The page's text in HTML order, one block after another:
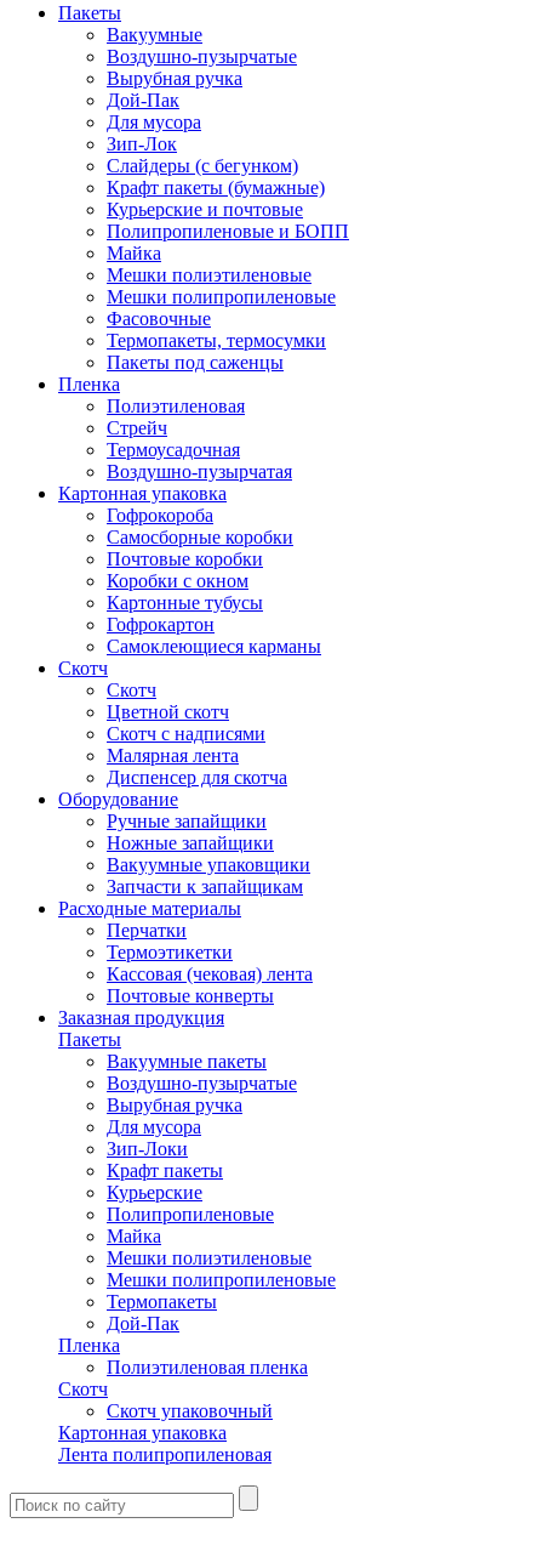
Пакеты
Вакуумные
Воздушно-пузырчатые
Вырубная ручка
Дой-Пак
Для мусора
Зип-Лок
Слайдеры (с бегунком)
Крафт пакеты (бумажные)
Курьерские и почтовые
Полипропиленовые и БОПП
Майка
Мешки полиэтиленовые
Мешки полипропиленовые
Фасовочные
Термопакеты, термосумки
Пакеты под саженцы
Пленка
Полиэтиленовая
Стрейч
Термоусадочная
Воздушно-пузырчатая
Картонная упаковка
Гофрокороба
Самосборные коробки
Почтовые коробки
Коробки с окном
Картонные тубусы
Гофрокартон
Самоклеющиеся карманы
Скотч
Скотч
Цветной скотч
Скотч с надписями
Малярная лента
Диспенсер для скотча
Оборудование
Ручные запайщики
Ножные запайщики
Вакуумные упаковщики
Запчасти к запайщикам
Расходные материалы
Перчатки
Термоэтикетки
Кассовая (чековая) лента
Почтовые конверты
Заказная продукция
Пакеты
Вакуумные пакеты
Воздушно-пузырчатые
Вырубная ручка
Для мусора
Зип-Локи
Крафт пакеты
Курьерские
Полипропиленовые
Майка
Мешки полиэтиленовые
Мешки полипропиленовые
Термопакеты
Дой-Пак
Пленка
Полиэтиленовая пленка
Скотч
Скотч упаковочный
Картонная упаковка
Лента полипропиленовая